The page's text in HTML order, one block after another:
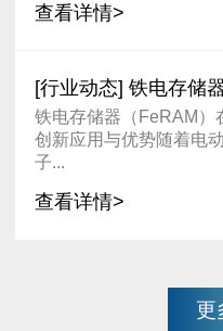
查看详情>
[行业动态] 铁电存储
统（BMS）
铁电存储器（FeRAM）
创新应用与优势随着电
子...
查看详情>
更